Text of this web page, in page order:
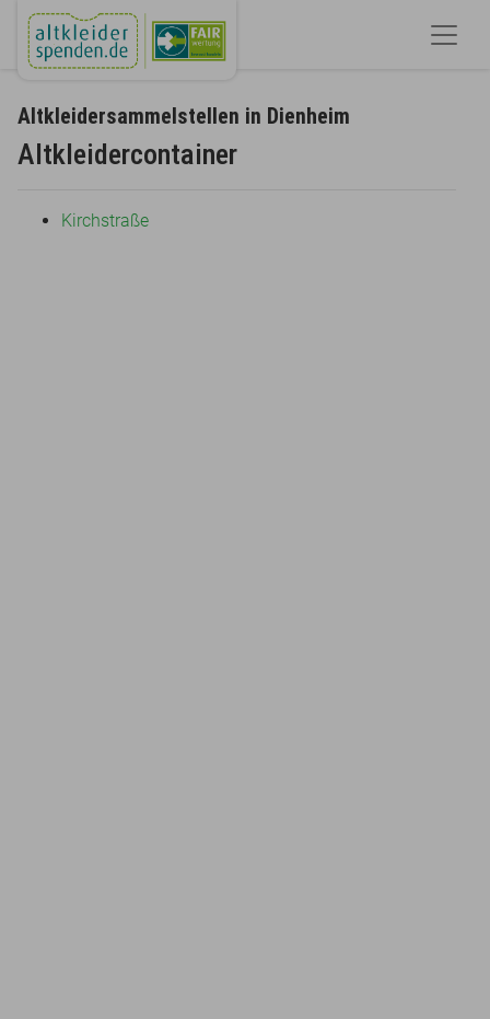
Altkleidersammelstellen in Dienheim
Altkleidercontainer
Kirchstraße